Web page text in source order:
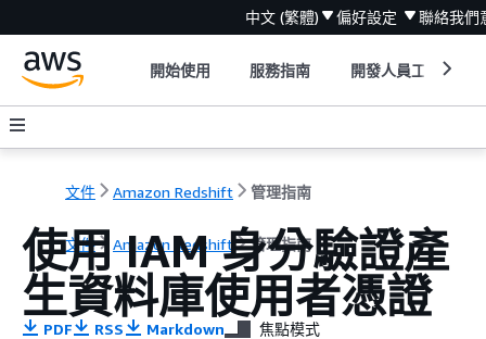
中文 (繁體) 偏好設定 聯絡我們
開始使用 服務指南 開發人員工具
文件 Amazon Redshift 管理指南
文件 Amazon Redshift 管理指南
使用 IAM 身分驗證產
生資料庫使用者憑證
PDF RSS Markdown 焦點模式